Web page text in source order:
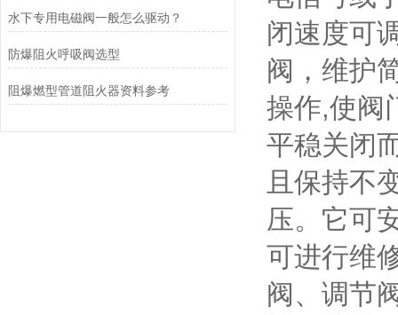
水下专用电磁阀一般怎么驱动？
防爆阻火呼吸阀选型
阻爆燃型管道阻火器资料参考
闭速度可
阀，维护
操作,使阀
平稳关闭
且保持不
压。它可
可进行维
阀、调节